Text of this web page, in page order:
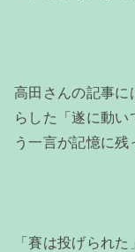
高田さんの記事に
らした「遂に動
う一言が記憶に残
「賽は投げられ